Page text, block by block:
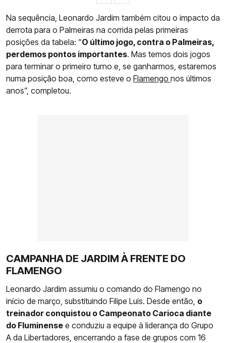
Na sequência, Leonardo Jardim também citou o impacto da
derrota para o Palmeiras na corrida pelas primeiras
posições da tabela: “O último jogo, contra o Palmeiras,
perdemos pontos importantes. Mas temos dois jogos
para terminar o primeiro turno e, se ganharmos, estaremos
numa posição boa, como esteve o Flamengo nos últimos
anos”, completou.
CAMPANHA DE JARDIM À FRENTE DO
FLAMENGO
Leonardo Jardim assumiu o comando do Flamengo no
início de março, substituindo Filipe Luís. Desde então, o
treinador conquistou o Campeonato Carioca diante
do Fluminense e conduziu a equipe à liderança do Grupo
A da Libertadores, encerrando a fase de grupos com 16